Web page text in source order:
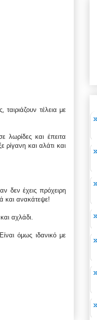
τέλεια με
λωρίδες και έπειτα
ρίγανη και αλάτι και
δεν έχεις πρόχειρη
και ανακάτεψε!
αχλάδι.
όμως ιδανικό με